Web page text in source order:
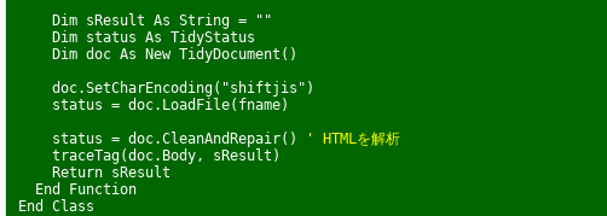
Dim sResult As String = ""
Dim status As TidyStatus
Dim doc As New TidyDocument()
doc.SetCharEncoding("shiftjis")
status = doc.LoadFile(fname)
status = doc.CleanAndRepair()
' HTMLを解析
traceTag(doc.Body, sResult)
Return sResult
End Function
End Class